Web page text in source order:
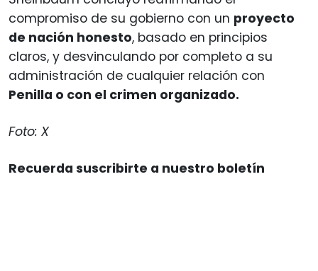
compromiso de su gobierno con un proyecto
de nación honesto, basado en principios
claros, y desvinculando por completo a su
administración de cualquier relación con
Penilla o con el crimen organizado.
Foto: X
Recuerda suscribirte a nuestro boletín